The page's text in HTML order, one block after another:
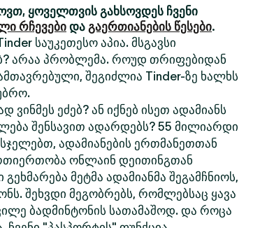
ყოველთვის გახსოვდეს ჩვენი
რჩევები და გაერთიანების წესები.
საუკეთესო აპია. მსგავსი
არაა პრობლემა. როუდ თრიფებიდან
შეგიძლია Tinder-ზე ხალხს
ეძებ? ან იქნებ ისეთ ადამიანს
შენსავით ადარდებს? 55 მილიარდი
ადამიანების ერთმანეთთან
ონლაინ დეითინგთან
მეტმა ადამიანმა შეგამჩნიოს,
შეხვდი მეგობრებს, რომლებსაც ყავა
ბადმინტონის სათამაშოდ. და როცა